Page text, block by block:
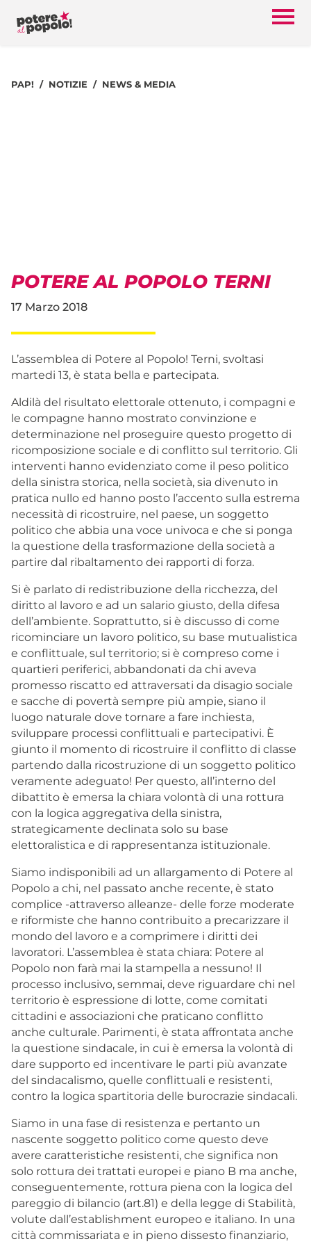
PAP! NOTIZIE NEWS & MEDIA
POTERE AL POPOLO TERNI
17 Marzo 2018
L’assemblea di Potere al Popolo! Terni, svoltasi
martedi 13, è stata bella e partecipata.
Aldilà del risultato elettorale ottenuto, i compagni e
le compagne hanno mostrato convinzione e
determinazione nel proseguire questo progetto di
ricomposizione sociale e di conflitto sul territorio. Gli
interventi hanno evidenziato come il peso politico
della sinistra storica, nella società, sia divenuto in
pratica nullo ed hanno posto l’accento sulla estrema
necessità di ricostruire, nel paese, un soggetto
politico che abbia una voce univoca e che si ponga
la questione della trasformazione della società a
partire dal ribaltamento dei rapporti di forza.
Si è parlato di redistribuzione della ricchezza, del
diritto al lavoro e ad un salario giusto, della difesa
dell’ambiente. Soprattutto, si è discusso di come
ricominciare un lavoro politico, su base mutualistica
e conflittuale, sul territorio; si è compreso come i
quartieri periferici, abbandonati da chi aveva
promesso riscatto ed attraversati da disagio sociale
e sacche di povertà sempre più ampie, siano il
luogo naturale dove tornare a fare inchiesta,
sviluppare processi conflittuali e partecipativi. È
giunto il momento di ricostruire il conflitto di classe
partendo dalla ricostruzione di un soggetto politico
veramente adeguato! Per questo, all’interno del
dibattito è emersa la chiara volontà di una rottura
con la logica aggregativa della sinistra,
strategicamente declinata solo su base
elettoralistica e di rappresentanza istituzionale.
Siamo indisponibili ad un allargamento di Potere al
Popolo a chi, nel passato anche recente, è stato
complice -attraverso alleanze- delle forze moderate
e riformiste che hanno contribuito a precarizzare il
mondo del lavoro e a comprimere i diritti dei
lavoratori. L’assemblea è stata chiara: Potere al
Popolo non farà mai la stampella a nessuno! Il
processo inclusivo, semmai, deve riguardare chi nel
territorio è espressione di lotte, come comitati
cittadini e associazioni che praticano conflitto
anche culturale. Parimenti, è stata affrontata anche
la questione sindacale, in cui è emersa la volontà di
dare supporto ed incentivare le parti più avanzate
del sindacalismo, quelle conflittuali e resistenti,
contro la logica spartitoria delle burocrazie sindacali.
Siamo in una fase di resistenza e pertanto un
nascente soggetto politico come questo deve
avere caratteristiche resistenti, che significa non
solo rottura dei trattati europei e piano B ma anche,
conseguentemente, rottura piena con la logica del
pareggio di bilancio (art.81) e della legge di Stabilità,
volute dall’establishment europeo e italiano. In una
città commissariata e in pieno dissesto finanziario,